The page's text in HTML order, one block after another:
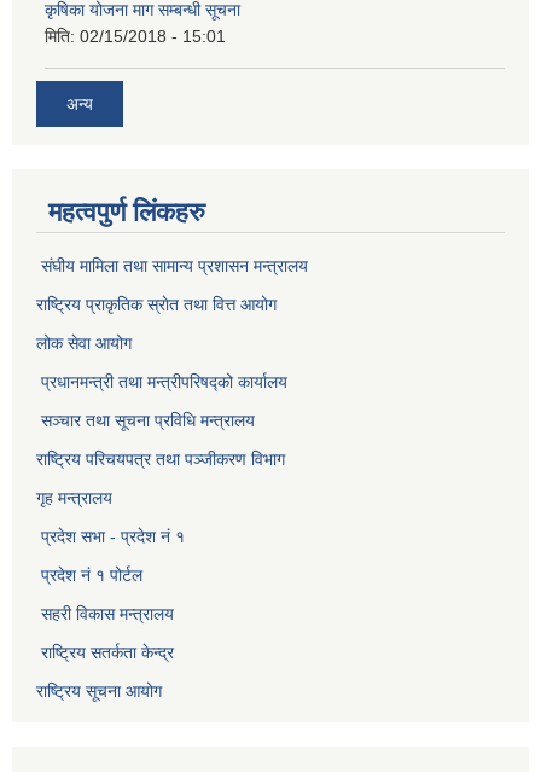
कृषिका योजना माग सम्बन्धी सूचना
मिति: 02/15/2018 - 15:01
अन्य
महत्वपुर्ण लिंकहरु
संघीय मामिला तथा सामान्य प्रशासन मन्त्रालय
राष्ट्रिय प्राकृतिक स्राेत तथा वित्त आयोग
लोक सेवा आयोग
प्रधानमन्त्री तथा मन्त्रीपरिषद्को कार्यालय
सञ्‍चार तथा सूचना प्रविधि मन्त्रालय
राष्ट्रिय परिचयपत्र तथा पञ्जीकरण विभाग​
गृह मन्त्रालय
प्रदेश सभा - प्रदेश नं १
प्रदेश नं १ पोर्टल
सहरी विकास मन्त्रालय
राष्ट्रिय सतर्कता केन्द्र
राष्ट्रिय सूचना आयोग